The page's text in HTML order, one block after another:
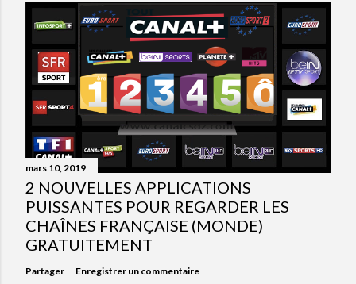
mars 10, 2019
2 NOUVELLES APPLICATIONS
PUISSANTES POUR REGARDER LES
CHAÎNES FRANÇAISE (MONDE)
GRATUITEMENT
Partager Enregistrer un commentaire